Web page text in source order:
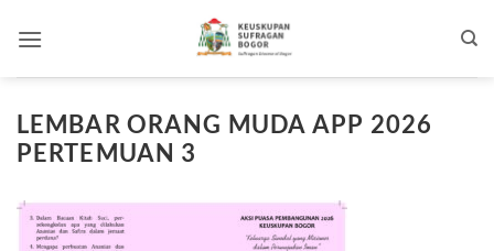
LEMBAR ORANG MUDA APP 2026
PERTEMUAN 3